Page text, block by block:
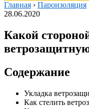
Главная › Пароизоляция
28.06.2020
Какой
Содержание
Укладка
Как стелить